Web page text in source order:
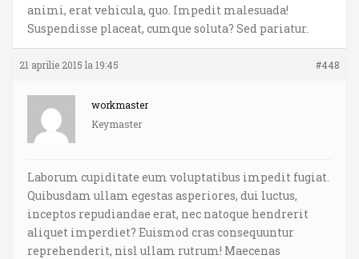
animi, erat vehicula, quo. Impedit malesuada!
Suspendisse placeat, cumque soluta? Sed pariatur.
21 aprilie 2015 la 19:45 #448
workmaster
Keymaster
Laborum cupiditate eum voluptatibus impedit fugiat.
Quibusdam ullam egestas asperiores, dui luctus,
inceptos repudiandae erat, nec natoque hendrerit
aliquet imperdiet? Euismod cras consequuntur
reprehenderit, nisl ullam rutrum! Maecenas